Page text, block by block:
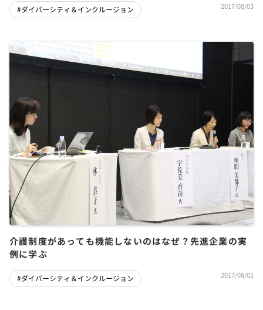
#ダイバーシティ＆インクルージョン 2017/08/03
介護制度があっても機能しないのはなぜ？先進企業の実
例に学ぶ
#ダイバーシティ＆インクルージョン 2017/08/02